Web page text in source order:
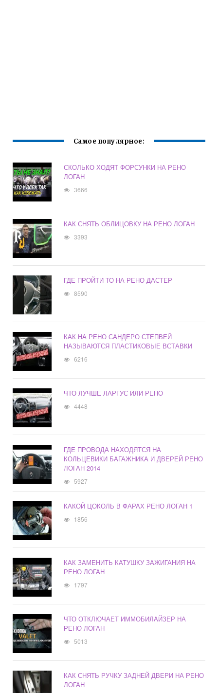
Самое популярное:
СКОЛЬКО ХОДЯТ ФОРСУНКИ НА РЕНО
ЛОГАН
3666
КАК СНЯТЬ ОБЛИЦОВКУ НА РЕНО ЛОГАН
3393
ГДЕ ПРОЙТИ ТО НА РЕНО ДАСТЕР
8590
КАК НА РЕНО САНДЕРО СТЕПВЕЙ
НАЗЫВАЮТСЯ ПЛАСТИКОВЫЕ ВСТАВКИ
6216
ЧТО ЛУЧШЕ ЛАРГУС ИЛИ РЕНО
4448
ГДЕ ПРОВОДА НАХОДЯТСЯ НА
КОЛЬЦЕВИКИ БАГАЖНИКА И ДВЕРЕЙ РЕНО
ЛОГАН 2014
5927
КАКОЙ ЦОКОЛЬ В ФАРАХ РЕНО ЛОГАН 1
1856
КАК ЗАМЕНИТЬ КАТУШКУ ЗАЖИГАНИЯ НА
РЕНО ЛОГАН
1797
ЧТО ОТКЛЮЧАЕТ ИММОБИЛАЙЗЕР НА
РЕНО ЛОГАН
5013
КАК СНЯТЬ РУЧКУ ЗАДНЕЙ ДВЕРИ НА РЕНО
ЛОГАН